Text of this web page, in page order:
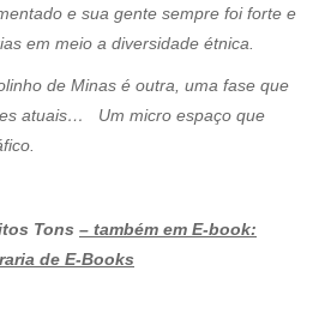
e sua gente sempre foi forte e
em meio a diversidade étnica.
de Minas é outra, uma fase que
atuais… Um micro espaço que
Tons – também em E-book:
de E-Books